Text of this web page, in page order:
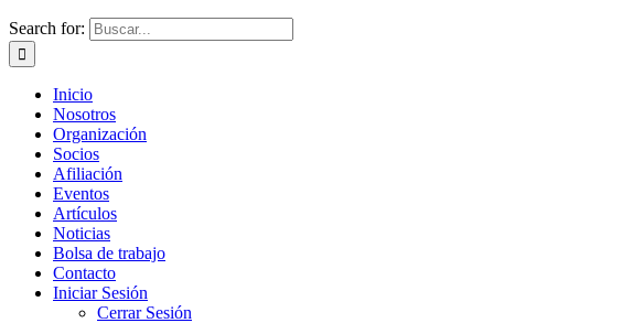
Search for:
Inicio
Nosotros
Organización
Socios
Afiliación
Eventos
Artículos
Noticias
Bolsa de trabajo
Contacto
Iniciar Sesión
Cerrar Sesión